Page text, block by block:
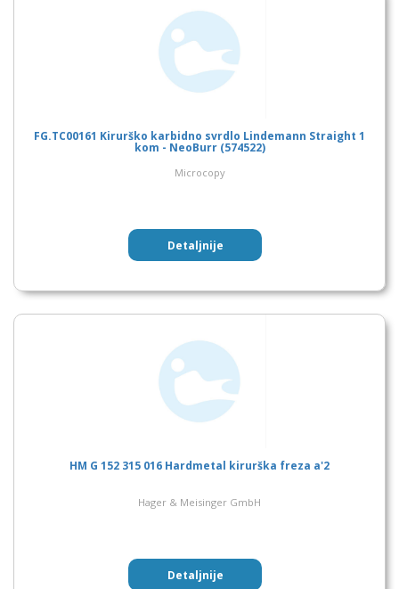
FG.TC00161 Kirurško karbidno svrdlo Lindemann Straight 1
kom - NeoBurr (574522)
Microcopy
Detaljnije
HM G 152 315 016 Hardmetal kirurška freza a'2
Hager & Meisinger GmbH
Detaljnije